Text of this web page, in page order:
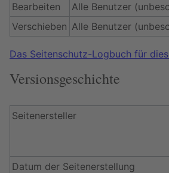
Bearbeiten
Alle Benutzer
Verschieben Alle Benutzer
Das Seitenschutz-Logbuch für
Versionsgeschichte
Seitenersteller
Datum der Seitenerstellung